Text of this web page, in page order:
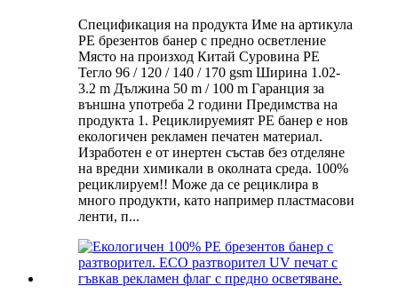
Спецификация на продукта Име на артикула
PE брезентов банер с предно осветление
Място на произход Китай Суровина PE
Тегло 96 / 120 / 140 / 170 gsm Ширина 1.02-
3.2 m Дължина 50 m / 100 m Гаранция за
външна употреба 2 години Предимства на
продукта 1. Рециклируемият PE банер е нов
екологичен рекламен печатен материал.
Изработен е от инертен състав без отделяне
на вредни химикали в околната среда. 100%
рециклируем!! Може да се рециклира в
много продукти, като например пластмасови
ленти, п...